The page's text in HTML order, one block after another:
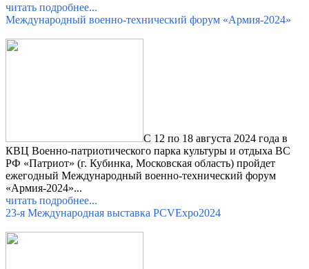
читать подробнее...
Международный военно-технический форум «Армия-2024»
С 12 по 18 августа 2024 года в
КВЦ Военно-патриотического парка культуры и отдыха ВС
РФ «Патриот» (г. Кубинка, Московская область) пройдет
ежегодный Международный военно-технический форум
«Армия-2024»...
читать подробнее...
23-я Международная выставка PCVExpo2024